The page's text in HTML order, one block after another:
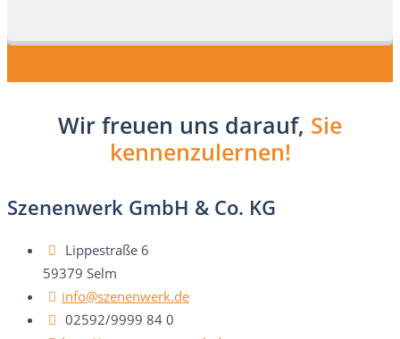
Wir freuen uns darauf, Sie
kennenzulernen!
Szenenwerk GmbH & Co. KG
Lippestraße 6
59379 Selm
info@szenenwerk.de
02592/9999 84 0